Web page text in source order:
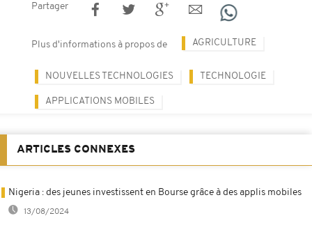
Partager
Plus d'informations à propos de AGRICULTURE
NOUVELLES TECHNOLOGIES TECHNOLOGIE
APPLICATIONS MOBILES
ARTICLES CONNEXES
Nigeria : des jeunes investissent en Bourse grâce à des applis mobiles
13/08/2024